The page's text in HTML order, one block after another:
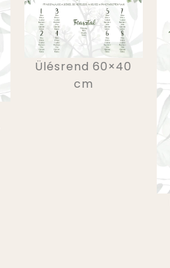
Ülésrend 60×40
cm